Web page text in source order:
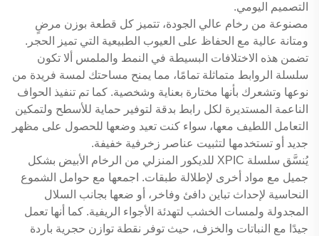
التصميم اليومي.
مصنوعة من رخام عالي الجودة، تتميز كل قطعة بوزن مرضٍ
ومتانة عالية مع الحفاظ على العيوب الطبيعية التي تميز الحجر.
تضمن هذه الاختلافات البسيطة في النمط والملمس ألا تكون
سلسلة الروابط متماثلة تمامًا، مما يمنح مساحتك لمسة فريدة من
نوعها وتشعرك بأنها مختارة بعناية وشخصية. كما تم تنفيذ الحواف
الناعمة المستديرة لكل رابط بدقة لتوفير حماية للأسطح ولتمكين
التعامل اللطيف معها، سواء كنت تعيد وضعها للحصول على مظهر
جديد أو تستخدمها لتثبيت عناصر زخرفية خفيفة.
يُنسَّق سلسلة XPIC للديكور المنزلي من الرخام الأبيض بشكل
جميل مع مواد أخرى لإطلالة طبقات. اجمعها مع حوامل الشموع
النحاسية لإحداث تباين دافئ وفاخر، أو ضعها بجانب السلال
المجدولة ولمسات الخشب لتهدئة الأجواء الريفية. كما أنها تعمل
جيدًا مع النباتات والخزف، حيث توفر نقطة توازن حجرية باردة